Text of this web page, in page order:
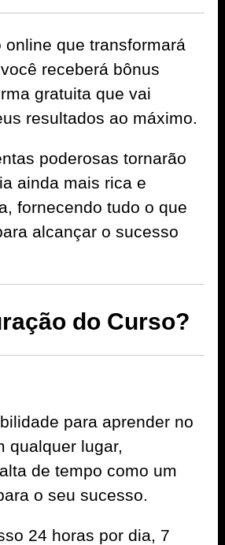
online que transformará
receberá bônus
gratuita que vai
resultados ao máximo.
poderosas tornarão
ainda mais rica e
fornecendo tudo o que
alcançar o sucesso
do Curso?
para aprender no
qualquer lugar,
de tempo como um
o seu sucesso.
24 horas por dia, 7